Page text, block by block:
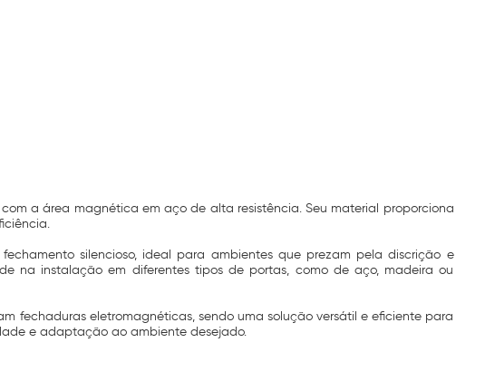
a área magnética em aço de alta resistência. Seu material proporciona
silencioso, ideal para ambientes que prezam pela discrição e
na instalação em diferentes tipos de portas, como de aço, madeira ou
fechaduras eletromagnéticas, sendo uma solução versátil e eficiente para
e adaptação ao ambiente desejado.